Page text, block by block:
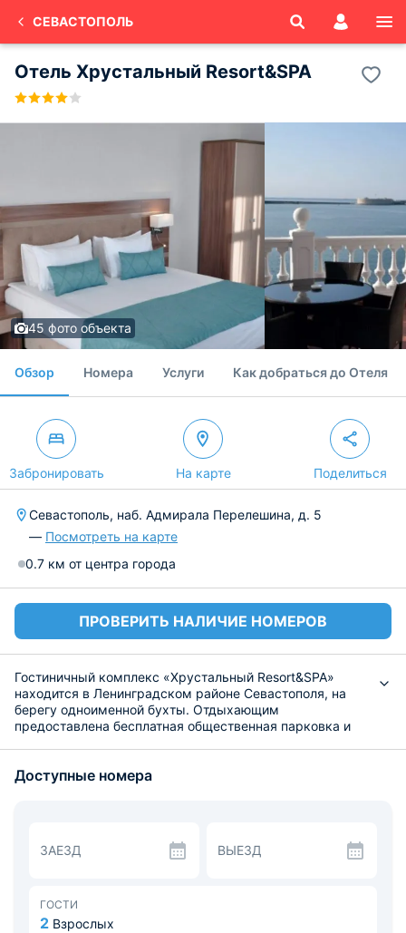
СЕВАСТОПОЛЬ
Отель Хрустальный Resort&SPA
45 фото объекта
Обзор Номера Услуги Как добраться до Отеля
Забронировать На карте Поделиться
Севастополь, наб. Адмирала Перелешина, д. 5
— Посмотреть на карте
0.7 км от центра города
ПРОВЕРИТЬ НАЛИЧИЕ НОМЕРОВ
Гостиничный комплекс «Хрустальный Resort&SPA»
находится в Ленинградском районе Севастополя, на
берегу одноименной бухты. Отдыхающим
предоставлена бесплатная общественная парковка и
Номерной фонд содержит 22 номера с видом на
торшером. В планировку помещений входит
собственная ванная комната с феном, гигиеническими
микроволновой печью, плитой, чайником и
холодильником. Местный ресторан «Sea Grill» порадует
Доступные номера
ЗАЕЗД ВЫЕЗД
ГОСТИ
2 Взрослых